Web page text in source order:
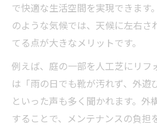
で快適な生活空間を実現できます
のような気候では、天候に左右さ
てる点が大きなメリットです。
例えば、庭の一部を人工芝にリフ
は「雨の日でも靴が汚れず、外遊
といった声も多く聞かれます。外
することで、メンテナンスの負担